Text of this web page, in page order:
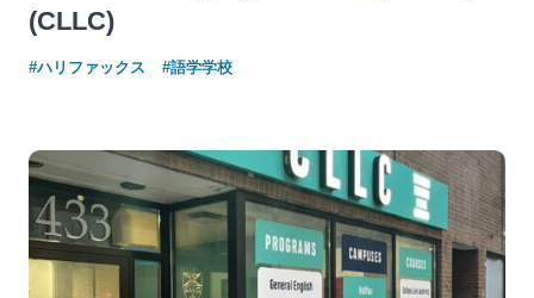
(CLLC)
#ハリファックス #語学学校